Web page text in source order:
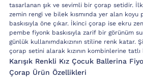
tasarlanan şık ve sevimli bir çorap setidir.
zemin rengi ve bilek kısmında yer alan koyu
baskısıyla öne çıkar. İkinci çorap ise ekru
pembe fiyonk baskısıyla zarif bir görünüm
günlük kullanımdakızının stiline renk katar.
çorap setini alarak kızının kombinlerine
Karışık Renkli Kız Çocuk Ballerina
Çorap Ürün Özellikleri